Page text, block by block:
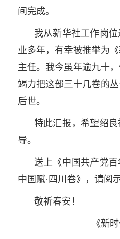
间完成。
我从新华社工作岗
业多年，有幸被推举为
主任。我今虽年逾九十
竭力把这部三十几卷的
后世。
特此汇报，希望绍
导。
送上《中国共产党
中国赋·四川卷》，请阅示
敬祈春安！
《新